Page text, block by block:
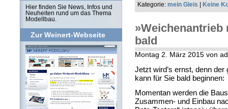
Kategorie: mein Gleis | Keine
bald
Montag 2. März 2015 von
Jetzt wird’s ernst, denn
kann für Sie bald beginnen:
Momentan werden die
Zusammen- und Einbau
Hier finden Sie News, Infos und
Neuheiten rund um das Thema
Modellbau.
Zur Weinert-Webseite